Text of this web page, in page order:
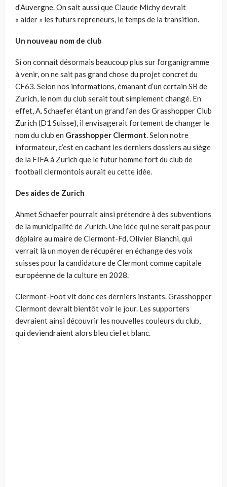
d’Auvergne. On sait aussi que Claude Michy devrait
« aider » les futurs repreneurs, le temps de la transition.
Un nouveau nom de club
Si on connait désormais beaucoup plus sur l’organigramme
à venir, on ne sait pas grand chose du projet concret du
CF63. Selon nos informations, émanant d’un certain SB de
Zurich, le nom du club serait tout simplement changé. En
effet, A. Schaefer étant un grand fan des Grasshopper Club
Zurich (D1 Suisse), il envisagerait fortement de changer le
nom du club en Grasshopper Clermont. Selon notre
informateur, c’est en cachant les derniers dossiers au siège
de la FIFA à Zurich que le futur homme fort du club de
football clermontois aurait eu cette idée.
Des aides de Zurich
Ahmet Schaefer pourrait ainsi prétendre à des subventions
de la municipalité de Zurich. Une idée qui ne serait pas pour
déplaire au maire de Clermont-Fd, Olivier Bianchi, qui
verrait là un moyen de récupérer en échange des voix
suisses pour la candidature de Clermont comme capitale
européenne de la culture en 2028.
Clermont-Foot vit donc ces derniers instants. Grasshopper
Clermont devrait bientôt voir le jour. Les supporters
devraient ainsi découvrir les nouvelles couleurs du club,
qui deviendraient alors bleu ciel et blanc.